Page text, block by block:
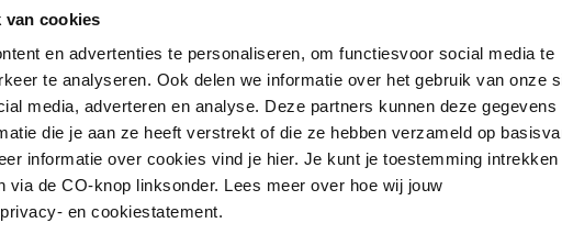
van cookies
en advertenties te personaliseren, om functiesvoor social media te
te analyseren. Ook delen we informatie over het gebruik van onze
media, adverteren en analyse. Deze partners kunnen deze gegevens
die je aan ze heeft verstrekt of die ze hebben verzameld op
informatie over cookies vind je hier. Je kunt je toestemming intrekken
via de CO-knop linksonder. Lees meer over hoe wij jouw
en cookiestatement.
Over Ctac Contact
Werken bij Ctac
Externe